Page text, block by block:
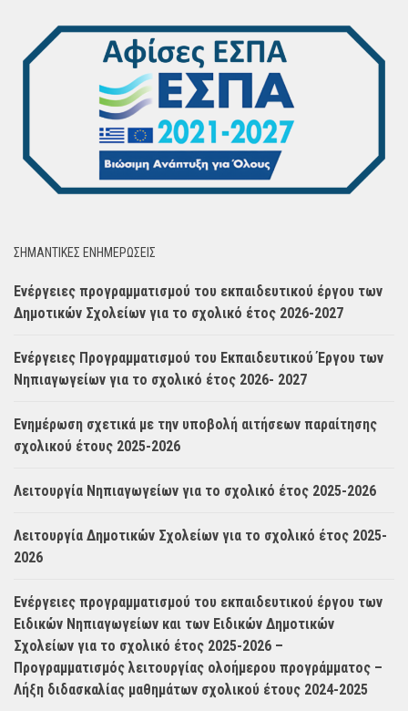
ΣΗΜΑΝΤΙΚΈΣ ΕΝΗΜΈΡΩΣΕΙΣ
Ενέργειες προγραμματισμού του εκπαιδευτικού έργου των
Δημοτικών Σχολείων για το σχολικό έτος 2026-2027
Ενέργειες Προγραμματισμού του Εκπαιδευτικού Έργου των
Νηπιαγωγείων για το σχολικό έτος 2026- 2027
Ενημέρωση σχετικά με την υποβολή αιτήσεων παραίτησης
σχολικού έτους 2025-2026
Λειτουργία Νηπιαγωγείων για το σχολικό έτος 2025-2026
Λειτουργία Δημοτικών Σχολείων για το σχολικό έτος 2025-
2026
Ενέργειες προγραμματισμού του εκπαιδευτικού έργου των
Ειδικών Νηπιαγωγείων και των Ειδικών Δημοτικών
Σχολείων για το σχολικό έτος 2025-2026 –
Προγραμματισμός λειτουργίας ολοήμερου προγράμματος –
Λήξη διδασκαλίας μαθημάτων σχολικού έτους 2024-2025